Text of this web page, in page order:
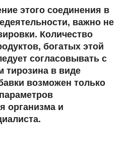
этого соединения в
важно не
Количество
богатых этой
согласовывать с
тирозина в виде
возможен только
организма и